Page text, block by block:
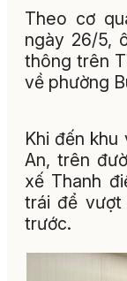
Theo cơ
ngày 26/5,
thông trên
về phường
Khi đến
An, trên
xế Thanh
trái để
trước.